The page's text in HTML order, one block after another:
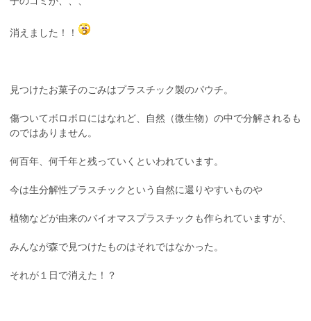
消えました！！
見つけたお菓子のごみはプラスチック製のパウチ。
傷ついてボロボロにはなれど、自然（微生物）の中で分解されるも
のではありません。
何百年、何千年と残っていくといわれています。
今は生分解性プラスチックという自然に還りやすいものや
植物などが由来のバイオマスプラスチックも作られていますが、
みんなが森で見つけたものはそれではなかった。
それが１日で消えた！？